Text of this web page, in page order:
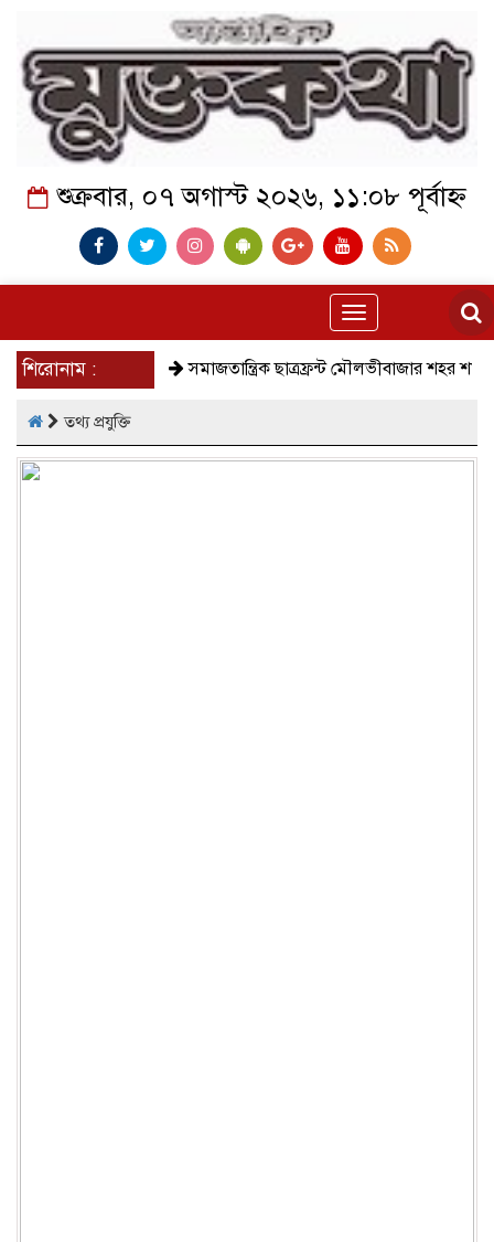
শুক্রবার, ০৭ অগাস্ট ২০২৬, ১১:০৮ পূর্বাহ্ন
Toggle
navigation
শিরোনাম : সমাজতান্ত্রিক ছাত্রফ্রন্ট মৌলভীবাজার শহর শাখা
তথ্য প্রযুক্তি